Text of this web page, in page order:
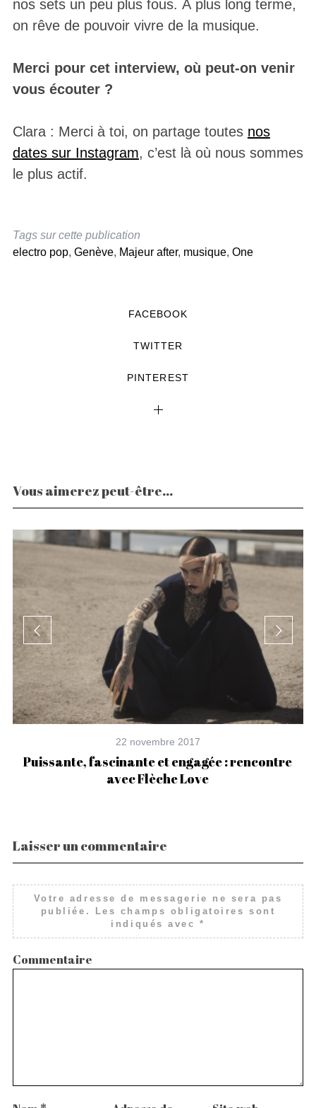
nos sets un peu plus fous. À plus long terme,
on rêve de pouvoir vivre de la musique.
Merci pour cet interview, où peut-on venir
vous écouter ?
Clara : Merci à toi, on partage toutes nos
dates sur Instagram, c’est là où nous sommes
le plus actif.
Tags sur cette publication
electro pop, Genève, Majeur after, musique, One
FACEBOOK
TWITTER
PINTEREST
Vous aimerez peut-être...
22 novembre 2017
Puissante, fascinante et engagée : rencontre
avec Flèche Love
Laisser un commentaire
Votre adresse de messagerie ne sera pas
publiée.
Les champs obligatoires sont
indiqués avec*
Commentaire